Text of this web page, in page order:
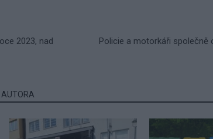
2023, nad
Policie a motorkáři společně
AUTORA